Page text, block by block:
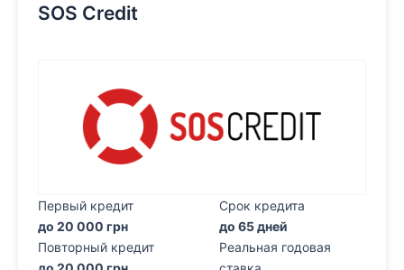
SOS Credit
Первый кредит
до 20 000 грн
Повторный кредит
Срок кредита
до 65 дней
Реальная годовая